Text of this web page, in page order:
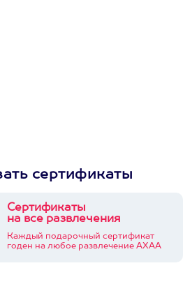
сертификаты
Сертификаты
на все развлечения
Каждый подарочный сертификат
годен на любое развлечение АХАА